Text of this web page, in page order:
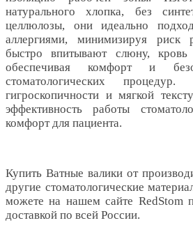
натурального хлопка, без
целлюлозы, они идеально
аллергиями, минимизируя риск
быстро впитывают слюну,
обеспечивая комфорт и
стоматологических процедур.
гигроскопичности и мягкой
эффективность работы
комфорт для пациента.
Купить Ватные валики от
другие стоматологические
можете на нашем сайте RedStom
доставкой по всей России.